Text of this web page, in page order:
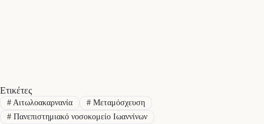
Ετικέτες
#Αιτωλοακαρνανία #Μεταμόσχευση
#Πανεπιστημιακό νοσοκομείο Ιωαννίνων